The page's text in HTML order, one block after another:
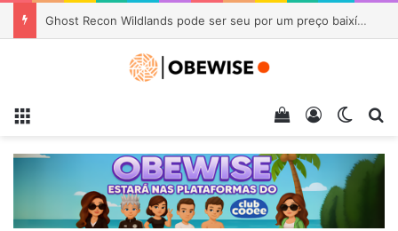
Ghost Recon Wildlands pode ser seu por um preço baixíssimo, com upgrade gratuito para nova geração
Entrar
Veja seu